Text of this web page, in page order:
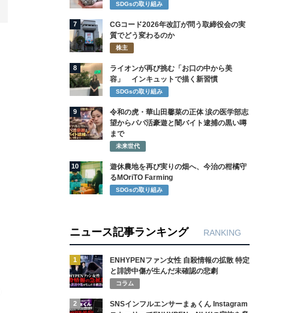
SDGsの取り組み
7
CGコード2026年改訂が問う取締役会の実
質でどう変わるのか
株主
8
ライオンが再び挑む「お口の中から美
容」 インキュットで描く新習慣
SDGsの取り組み
9
令和の虎・華山田馨菜の正体 涙の医学部志
望からパパ活豪遊と闇バイト逮捕の黒い噂
まで
未来世代
10
遊休農地を再び実りの畑へ、今治の柑橘守
るMOriTO Farming
SDGsの取り組み
ニュース記事ランキング RANKING
1
ENHYPENファン女性 自殺情報の拡散 特定
と誹謗中傷が生んだ未確認の悲劇
コラム
2
SNSインフルエンサーまぁくん Instagram